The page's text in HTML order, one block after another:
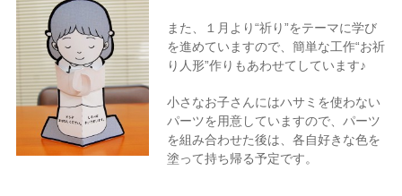
また、１月より“祈り”をテーマに学び
を進めていますので、簡単な工作“お祈
り人形”作りもあわせてしています♪
小さなお子さんにはハサミを使わない
パーツを用意していますので、パーツ
を組み合わせた後は、各自好きな色を
塗って持ち帰る予定です。